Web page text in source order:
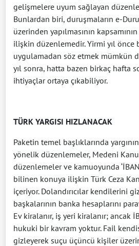
gelişmelere uyum sağlayan
Bunlardan biri, duruşmaların e-
üzerinden yapılmasının
ilişkin düzenlemedir. Yirmi yıl önce
uygulamadan söz etmek mümkün
yıl sonra, hatta bazen birkaç hafta
ihtiyaçlar ortaya çıkabiliyor.
TÜRK YARGISI HIZLANACAK
Paketin temel başlıklarında
yönelik düzenlemeler, Medeni
düzenlemeler ve kamuoyunda
bilinen konuya ilişkin Türk Ceza
içeriyor. Dolandırıcılar kendilerini
başkalarının banka hesaplarını
Ev kiralanır, iş yeri kiralanır; ancak
hukuki bir kavram yoktur. Fail
gizleyerek suçu üçüncü kişiler